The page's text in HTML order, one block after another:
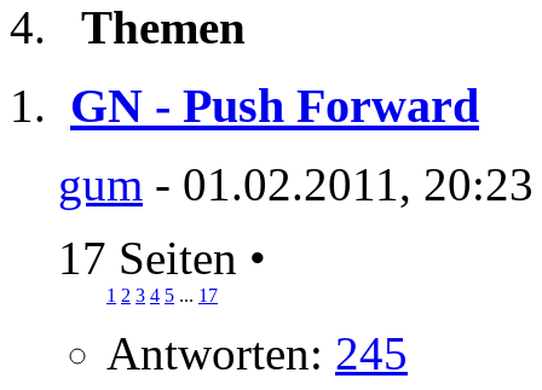
Themen
GN - Push Forward
gum - 01.02.2011,
17 Seiten •
1 2 3 4 5 ... 17
Antworten: 245